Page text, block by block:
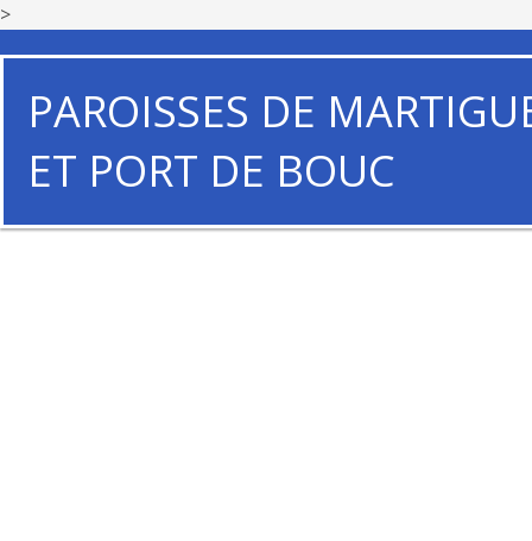
>
PAROISSES DE
ET PORT DE BOUC